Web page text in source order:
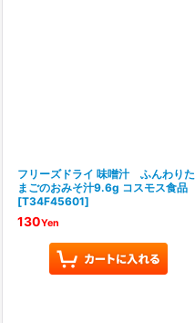
フリーズドライ 味噌汁 ふんわりた
まごのおみそ汁9.6g コスモス食品
[T34F45601]
130Yen